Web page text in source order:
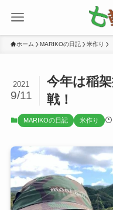
ホーム MARIKOの日記 米作り
今年は稲
戦！
2021
9/11
MARIKOの日記 米作り